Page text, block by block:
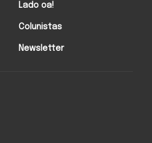
Lado oa!
Colunistas
Newsletter